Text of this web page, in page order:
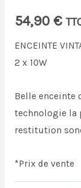
54,90 €
ENCEINTE
2 x 10W
Belle enceinte
technologie la
restitution
*Prix de vente